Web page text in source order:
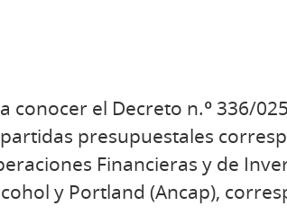
conocer el Decreto n.º 336/
presupuestales
Financieras y de
y Portland (Ancap),